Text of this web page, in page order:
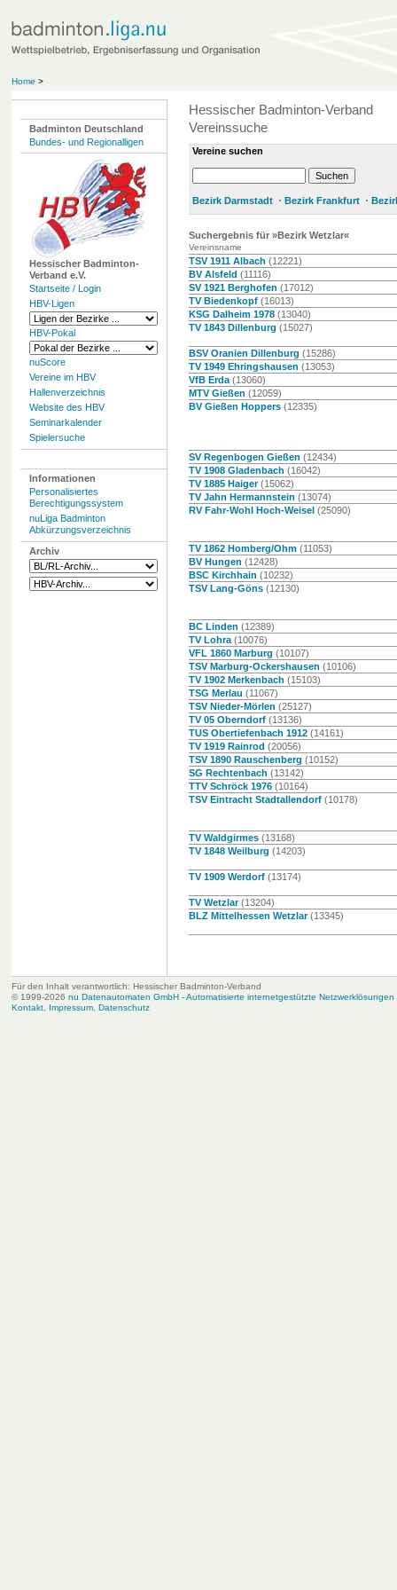
Home >
Badminton Deutschland
Bundes- und Regionalligen
Hessischer Badminton-
Verband e.V.
Startseite / Login
HBV-Ligen
HBV-Pokal
nuScore
Vereine im HBV
Hallenverzeichnis
Website des HBV
Seminarkalender
Spielersuche
Informationen
Personalisiertes
Berechtigungssystem
nuLiga Badminton
Abkürzungsverzeichnis
Archiv
Hessischer Badminton-Verband
Vereinssuche
Vereine suchen
Bezirk Darmstadt Bezirk Frankfurt
Suchergebnis für »Bezirk Wetzlar«
Vereinsname
TSV 1911 Albach (12221)
BV Alsfeld (11116)
SV 1921 Berghofen (17012)
TV Biedenkopf(16013)
KSG Dalheim 1978(13040)
TV 1843 Dillenburg (15027)
BSV Oranien Dillenburg (15286)
TV 1949 Ehringshausen (13053)
VfB Erda(13060)
MTV Gießen (12059)
BV Gießen Hoppers(12335)
SV Regenbogen Gießen (12434)
TV 1908 Gladenbach (16042)
TV 1885 Haiger(15062)
TV Jahn Hermannstein (13074)
RV Fahr-Wohl Hoch-Weisel(25090)
TV 1862 Homberg/Ohm(11053)
BV Hungen (12428)
BSC Kirchhain (10232)
TSV Lang-Göns(12130)
BC Linden (12389)
TV Lohra(10076)
VFL 1860 Marburg (10107)
TSV Marburg-Ockershausen (10106)
TV 1902 Merkenbach (15103)
TSG Merlau (11067)
TSV Nieder-Mörlen (25127)
TV 05 Oberndorf(13136)
TUS Obertiefenbach 1912(14161)
TV 1919 Rainrod (20056)
TSV 1890 Rauschenberg (10152)
SG Rechtenbach (13142)
TTV Schröck 1976(10164)
TSV Eintracht Stadtallendorf(10178)
TV Waldgirmes(13168)
TV 1848 Weilburg (14203)
TV 1909 Werdorf(13174)
TV Wetzlar(13204)
BLZ Mittelhessen Wetzlar(13345)
Für den Inhalt verantwortlich: Hessischer Badminton-Verband
© 1999-2026 nu Datenautomaten GmbH - Automatisierte internetgestützte Netzwerklösungen
Kontakt, Impressum, Datenschutz